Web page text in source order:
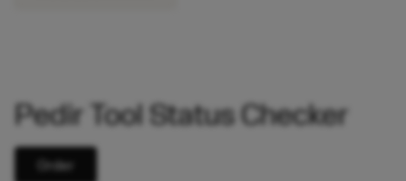
Pedir Tool Status Checker
Order